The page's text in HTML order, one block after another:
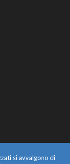
si avvalgono di